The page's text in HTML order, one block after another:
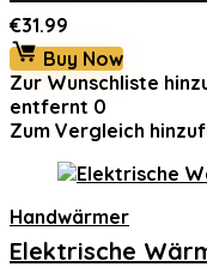
€31.99
Buy Now
Zur Wunschliste
entfernt 0
Zum Vergleich
Handwärmer
Elektrische